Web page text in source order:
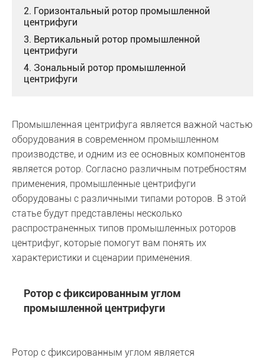
2. Горизонтальный ротор промышленной
центрифуги
3. Вертикальный ротор промышленной
центрифуги
4. Зональный ротор промышленной
центрифуги
Промышленная центрифуга является важной частью
оборудования в современном промышленном
производстве, и одним из ее основных компонентов
является ротор. Согласно различным потребностям
применения, промышленные центрифуги
оборудованы с различными типами роторов. В этой
статье будут представлены несколько
распространенных типов промышленных роторов
центрифуг, которые помогут вам понять их
характеристики и сценарии применения.
Ротор с фиксированным углом
промышленной центрифуги
Ротор с фиксированным углом является